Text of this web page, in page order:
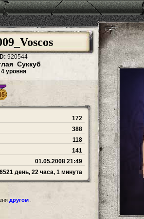
ID: 920544
Суккуб
4 уровня
172
388
118
141
01.05.2008 21:49
6521 день, 22 часа, 1 минута
другом